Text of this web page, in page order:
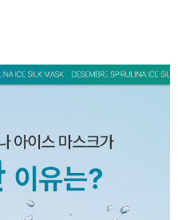
PAYCO 바로구매